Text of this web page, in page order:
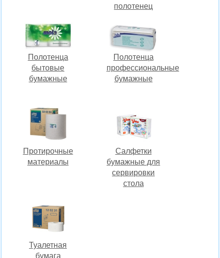
полотенец
Полотенца
бытовые
бумажные
Полотенца
профессиональные
бумажные
Протирочные
материалы
Салфетки
бумажные для
сервировки
стола
Туалетная
бумага